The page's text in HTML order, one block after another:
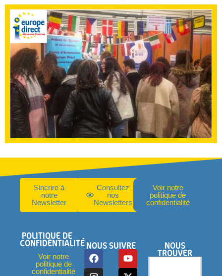
Sincrire à
notre
Newsletter
Consultez
nos
Newsletters
Voir notre
politique de
confidentialité
POLITIQUE DE
CONFIDENTIALITÉ
Voir notre
politique de
confidentialité
NOUS SUIVRE NOUS
TROUVER